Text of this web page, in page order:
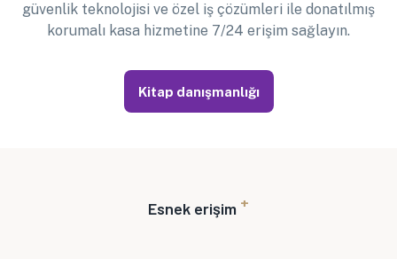
güvenlik teknolojisi ve özel iş çözümleri ile donatılmış
korumalı kasa hizmetine 7/24 erişim sağlayın.
Kitap danışmanlığı
Esnek erişim +